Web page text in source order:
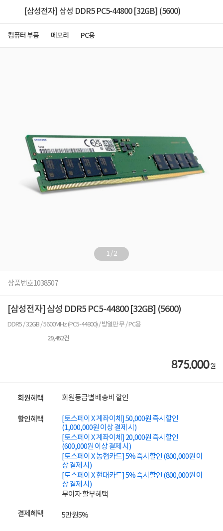
[삼성전자] 삼성 DDR5 PC5-44800 [32GB] (5600)
컴퓨터 부품 메모리 PC용
1/2
상품번호1038507
[삼성전자] 삼성 DDR5 PC5-44800 [32GB] (5600)
DDR5 / 32GB / 5600MHz (PC5-44800) / 방열판 무 / PC용
29,452건
875,000원
회원혜택 회원등급별 배송비 할인
할인혜택
[토스페이 X 계좌이체] 50,000원 즉시할인
(1,000,000원 이상 결제 시)
[토스페이 X 계좌이체] 20,000원 즉시할인
(600,000원 이상 결제 시)
[토스페이 X 농협카드] 5% 즉시할인 (800,000원 이
상 결제 시)
[토스페이 X 현대카드] 5% 즉시할인 (800,000원 이
상 결제 시)
무이자 할부혜택
결제혜택 5만원5%